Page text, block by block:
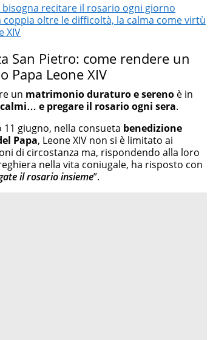
bisogna recitare il rosario ogni giorno
oltre le difficoltà, la calma come virtù
XIV
San Pietro: come rendere un
Leone XIV
un matrimonio duraturo e sereno è in
e pregare il rosario ogni sera.
11 giugno, nella consueta benedizione
Papa, Leone XIV non si è limitato ai
di circostanza ma, rispondendo alla loro
nella vita coniugale, ha risposto con
il rosario insieme”.